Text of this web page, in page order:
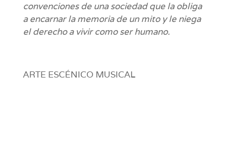
convenciones de una sociedad que la obliga
a encarnar la memoria de un mito y le niega
el derecho a vivir como ser humano.
ARTE ESCÉNICO MUSICAL